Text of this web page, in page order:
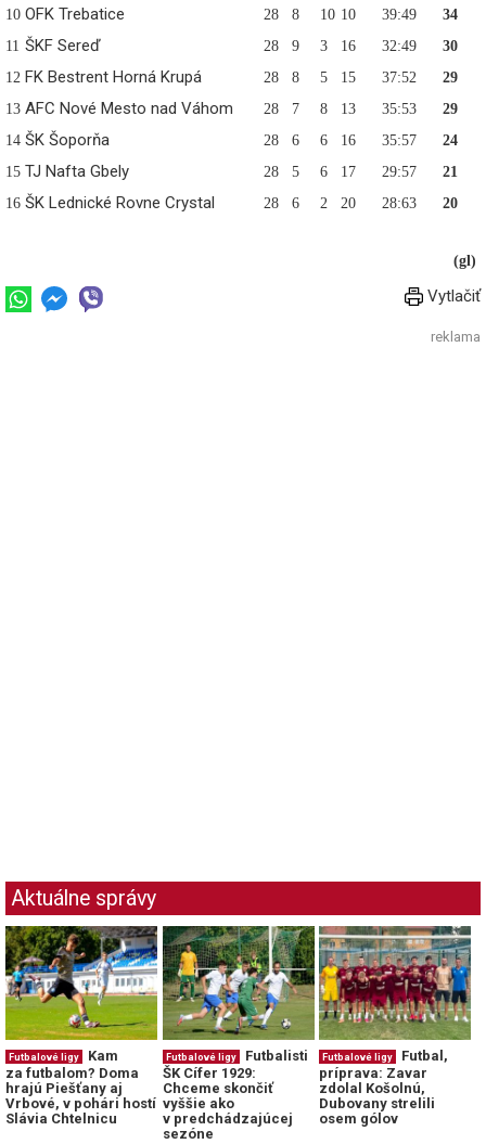
10 OFK Trebatice 28 8 10 10 39:49
34
11 ŠKF Sereď 28 9 3 16 32:49
30
12 FK Bestrent Horná Krupá 28 8 5 15 37:52
29
13 AFC Nové Mesto nad Váhom 28 7 8 13 35:53
29
14 ŠK Šoporňa 28 6 6 16 35:57
24
15 TJ Nafta Gbely 28 5 6 17 29:57
21
16 ŠK Lednické Rovne Crystal 28 6 2 20 28:63 20
(gl)
Vytlačiť
reklama
Aktuálne správy
Futbalové ligy
Kam
za futbalom? Doma
hrajú Piešťany aj
Vrbové, v pohári hostí
Slávia Chtelnicu
Futbalové ligy
Futbalisti
ŠK Cífer 1929:
Chceme skončiť
vyššie ako
v predchádzajúcej
sezóne
Futbalové ligy
Futbal,
príprava: Zavar
zdolal Košolnú,
Dubovany strelili
osem gólov